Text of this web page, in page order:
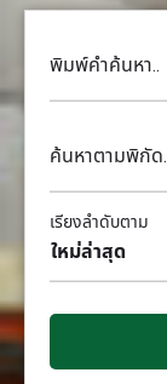
พิมพ์คำค้นหา..
ค้นหาตามพิกัด
ใหม่ล่าสุด
เรียงลำดับตาม